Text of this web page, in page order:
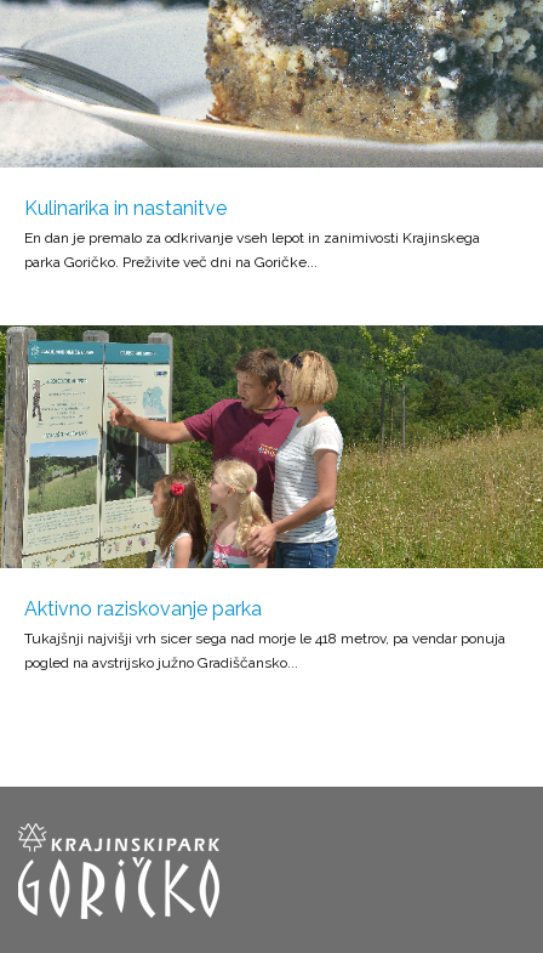
Kulinarika in nastanitve
En dan je premalo za odkrivanje vseh lepot in zanimivosti Krajinskega
parka Goričko. Preživite več dni na Goričke...
Aktivno raziskovanje parka
Tukajšnji najvišji vrh sicer sega nad morje le 418 metrov, pa vendar ponuja
pogled na avstrijsko južno Gradiščansko...